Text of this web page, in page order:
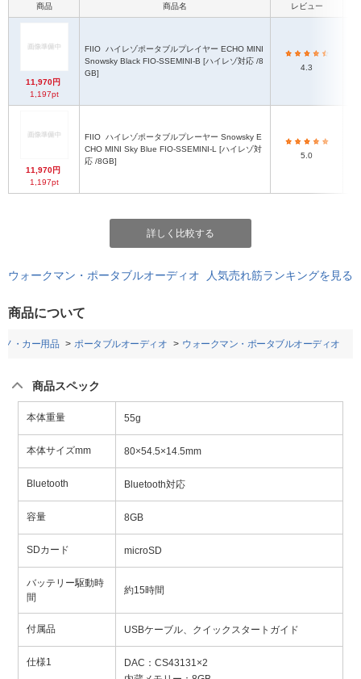
商品 商品名 レビュー
11,970円
1,197pt
FIIO
Snowsky Black FIO-SSEMINI-B [ハイレゾ対応 /8
GB]
4.3
11,970円
1,197pt
FIIO
CHO MINI Sky Blue FIO-SSEMINI-L [ハイレゾ対
応 /8GB]
5.0
詳しく比較する
ウォークマン・ポータブルオーディオ 人気売れ筋ランキングを見る
商品について
ノ・カー用品 ポータブルオーディオ ウォークマン・ポータブルオーディオ
商品スペック
本体重量 55g
本体サイズmm 80×54.5×14.5mm
Bluetooth Bluetooth対応
容量 8GB
SDカード microSD
バッテリー駆動時
間
約15時間
付属品 USBケーブル、クイックスタートガイド
仕様1
DAC：CS43131×2